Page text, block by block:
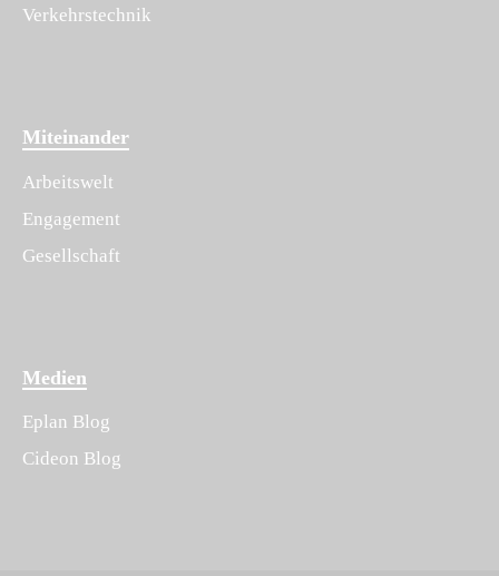
Verkehrstechnik
Miteinander
Arbeitswelt
Engagement
Gesellschaft
Medien
Eplan Blog
Cideon Blog